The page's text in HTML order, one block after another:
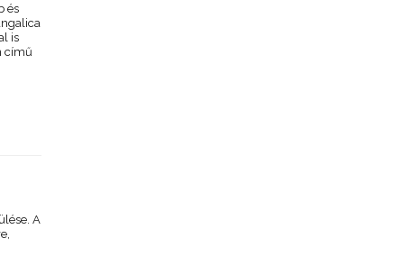
és
is
című
A